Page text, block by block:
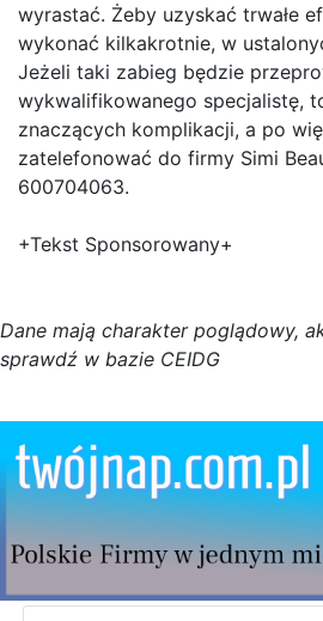
wyrastać. Żeby uzyskać trwałe
wykonać kilkakrotnie, w
Jeżeli taki zabieg będzie
wykwalifikowanego specjalistę,
znaczących komplikacji, a po
zatelefonować do firmy Simi
600704063.
+Tekst Sponsorowany+
Dane mają charakter poglądowy, a
sprawdź w bazie CEIDG